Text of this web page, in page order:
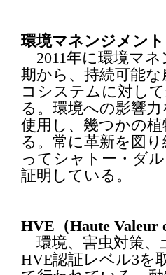
環境マネンジメン
2011年に環境マネ
期から、持続可能
コシステムに対し
る。環境への影響
使用し、幾つかの
る。常に革新を図
ってシャトー・ダ
証明している。
HVE（Haute Valeur
環境、害虫対策、
HVE認証レベル3を